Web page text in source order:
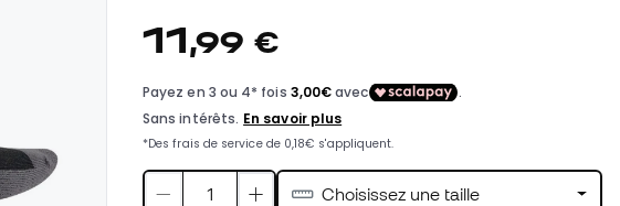
11,99 €
Choisissez une taille